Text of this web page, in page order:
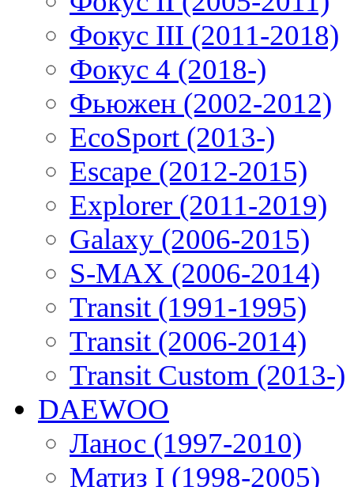
Фокус III (2011-2018)
Фокус 4 (2018-)
Фьюжен (2002-2012)
EcoSport (2013-)
Escape (2012-2015)
Explorer (2011-2019)
Galaxy (2006-2015)
S-MAX (2006-2014)
Transit (1991-1995)
Transit (2006-2014)
Transit Custom (2013-)
DAEWOO
Ланос (1997-2010)
Матиз I (1998-2005)